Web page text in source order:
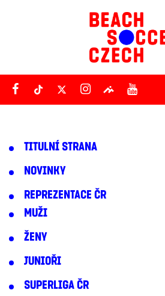
TITULNÍ STRANA
NOVINKY
REPREZENTACE ČR
MUŽI
ŽENY
JUNIOŘI
SUPERLIGA ČR